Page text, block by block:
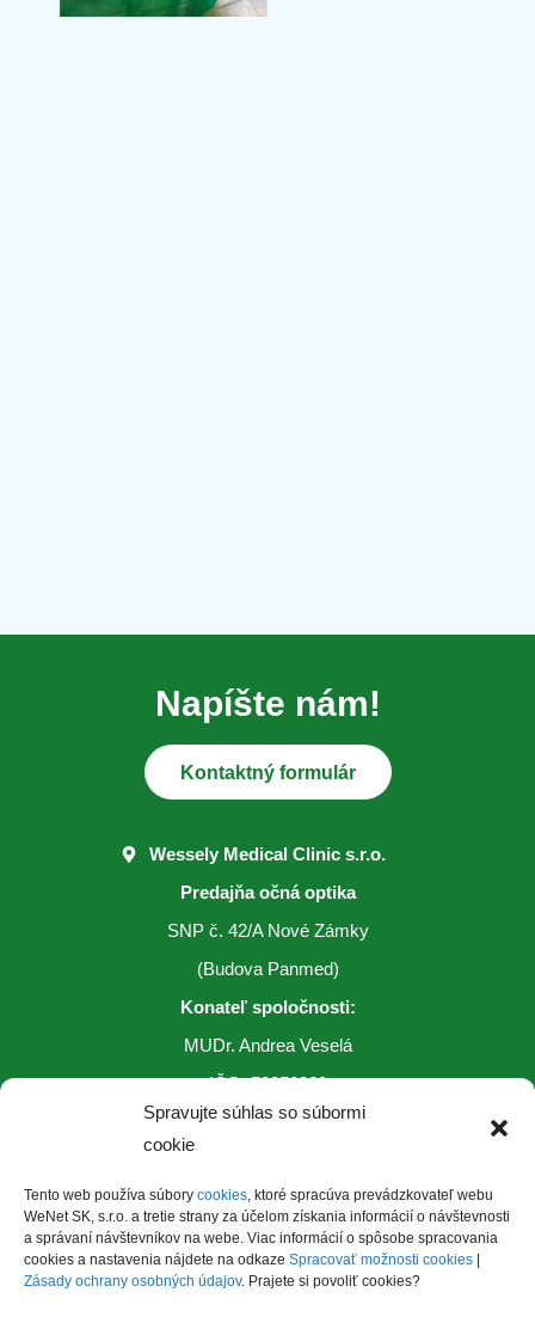
Napíšte nám!
Kontaktný formulár
Wessely Medical Clinic s.r.o.
Predajňa očná optika
SNP č. 42/A Nové Zámky
(Budova Panmed)
Konateľ spoločnosti:
MUDr. Andrea Veselá
IČO: 53352360
035/6412 618
0915 778 329
Objednávanie pacientov:
Spravujte súhlas so súbormi
cookie
Tento web používa súbory cookies, ktoré spracúva prevádzkovateľ webu
WeNet SK, s.r.o. a tretie strany za účelom získania informácií o návštevnosti
a správaní návštevníkov na webe. Viac informácií o spôsobe spracovania
cookies a nastavenia nájdete na odkaze Spracovať možnosti cookies
Zásady ochrany osobných údajov. Prajete si povoliť cookies?